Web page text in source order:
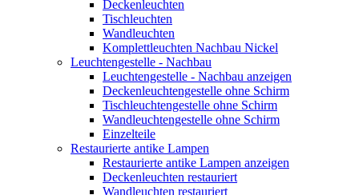
Deckenleuchten
Tischleuchten
Wandleuchten
Komplettleuchten Nachbau Nickel
Leuchtengestelle - Nachbau
Leuchtengestelle - Nachbau anzeigen
Deckenleuchtengestelle ohne Schirm
Tischleuchtengestelle ohne Schirm
Wandleuchtengestelle ohne Schirm
Einzelteile
Restaurierte antike Lampen
Restaurierte antike Lampen anzeigen
Deckenleuchten restauriert
Wandleuchten restauriert